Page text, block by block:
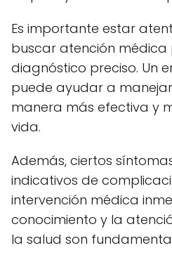
Es importante estar
buscar atención
diagnóstico preciso. Un
puede ayudar a
manera más efectiva y
vida.
Además, ciertos
indicativos de
intervención médica
conocimiento y la
la salud son